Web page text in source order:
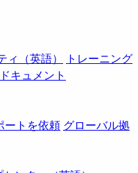
ィ（英語）
トレーニング
ドキュメント
ートを依頼 グローバル拠